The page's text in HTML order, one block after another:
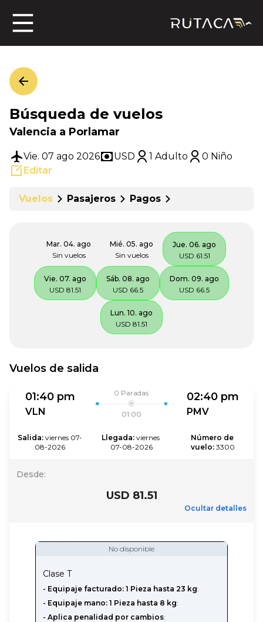
Búsqueda de vuelos
Valencia a Porlamar
Vie. 07 ago 2026 USD 1 Adulto
0 Niño
Editar
Vuelos Pasajeros Pagos
Mar. 04. ago
Sin vuelos
Mié. 05. ago
Sin vuelos
Jue. 06. ago
USD 61.51
Vie. 07. ago
USD 81.51
Sáb. 08. ago
USD 66.5
Dom. 09. ago
USD 66.5
Lun. 10. ago
USD 81.51
Vuelos de salida
01:40 pm
VLN
0 Paradas
01:00
02:40 pm
PMV
Salida: viernes 07-
08-2026
Llegada: viernes
07-08-2026
Número de
vuelo: 3300
Desde:
USD 81.51
Ocultar detalles
No disponible
Clase T
- Equipaje facturado: 1 Pieza hasta 23 kg:
- Equipaje mano: 1 Pieza hasta 8 kg:
- Aplica penalidad por cambios: